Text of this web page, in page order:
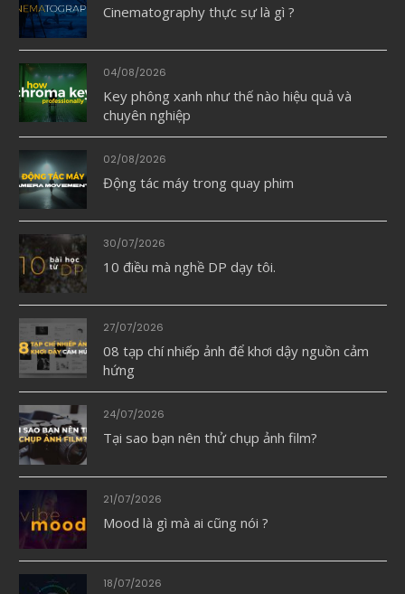
Cinematography thực sự là gì ?
04/08/2026
Key phông xanh như thế nào hiệu quả và
chuyên nghiệp
02/08/2026
Động tác máy trong quay phim
30/07/2026
10 điều mà nghề DP dạy tôi.
27/07/2026
08 tạp chí nhiếp ảnh để khơi dậy nguồn cảm
hứng
24/07/2026
Tại sao bạn nên thử chụp ảnh film?
21/07/2026
Mood là gì mà ai cũng nói ?
18/07/2026